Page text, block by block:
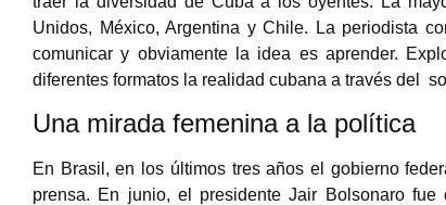
Unidos, México, Argentina y Chile. La periodista
comunicar y obviamente la idea es aprender.
diferentes formatos la realidad cubana a través del
Una mirada femenina a la política
En Brasil, en los últimos tres años el gobierno
prensa. En junio, el presidente Jair Bolsonaro